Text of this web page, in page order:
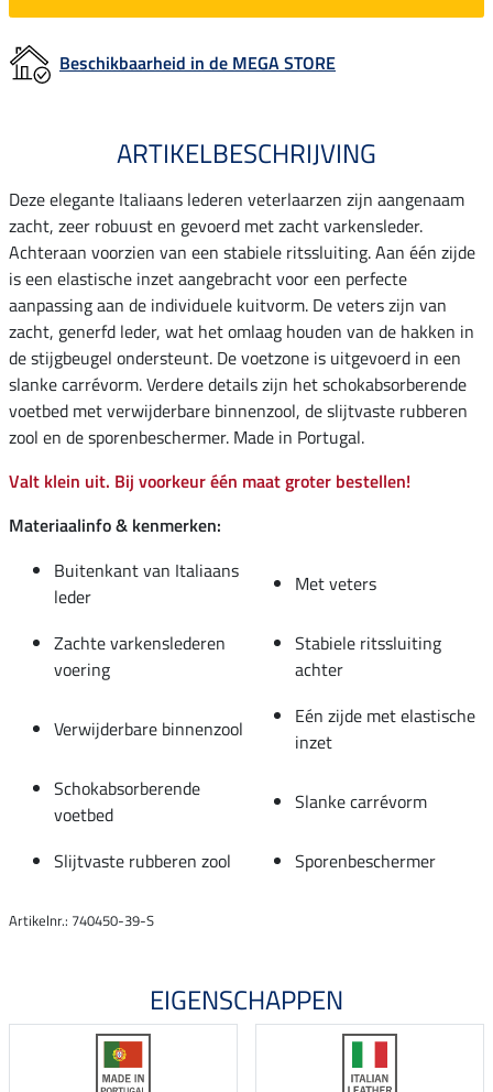
Beschikbaarheid in de MEGA STORE
ARTIKELBESCHRIJVING
Deze elegante Italiaans lederen veterlaarzen zijn aangenaam
zacht, zeer robuust en gevoerd met zacht varkensleder.
Achteraan voorzien van een stabiele ritssluiting. Aan één zijde
is een elastische inzet aangebracht voor een perfecte
aanpassing aan de individuele kuitvorm. De veters zijn van
zacht, generfd leder, wat het omlaag houden van de hakken in
de stijgbeugel ondersteunt. De voetzone is uitgevoerd in een
slanke carrévorm. Verdere details zijn het schokabsorberende
voetbed met verwijderbare binnenzool, de slijtvaste rubberen
zool en de sporenbeschermer. Made in Portugal.
Valt klein uit. Bij voorkeur één maat groter bestellen!
Materiaalinfo & kenmerken:
Buitenkant van Italiaans
leder
Met veters
Zachte varkenslederen
voering
Stabiele ritssluiting
achter
Verwijderbare binnenzool
Eén zijde met elastische
inzet
Schokabsorberende
voetbed
Slanke carrévorm
Slijtvaste rubberen zool Sporenbeschermer
Artikelnr.: 740450-39-S
EIGENSCHAPPEN